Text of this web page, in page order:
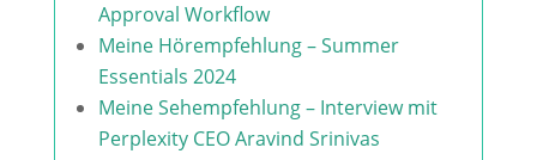
Approval Workflow
Meine Hörempfehlung – Summer
Essentials 2024
Meine Sehempfehlung – Interview mit
Perplexity CEO Aravind Srinivas